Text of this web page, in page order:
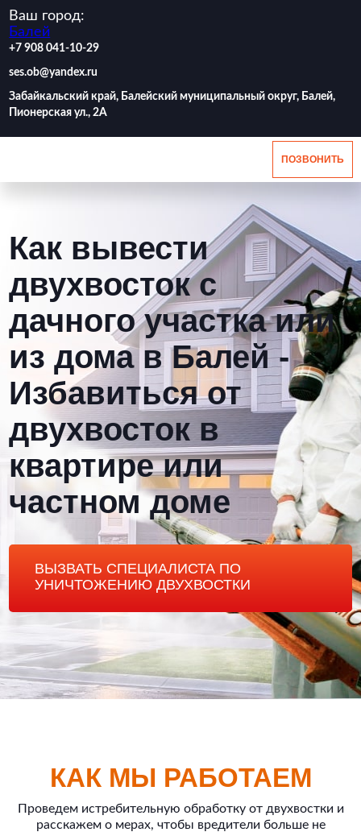
Ваш город:
Балей
‪+7 908 041-10-29
ses.ob@yandex.ru
Забайкальский край, Балейский муниципальный округ, Балей,
Пионерская ул., 2А
ПОЗВОНИТЬ
Как вывести
двухвосток с
дачного участка или
из дома в Балей -
Избавиться от
двухвосток в
квартире или
частном доме
ВЫЗВАТЬ СПЕЦИАЛИСТА ПО
УНИЧТОЖЕНИЮ ДВУХВОСТКИ
КАК МЫ РАБОТАЕМ
Проведем истребительную обработку от двухвостки и
расскажем о мерах, чтобы вредители больше не